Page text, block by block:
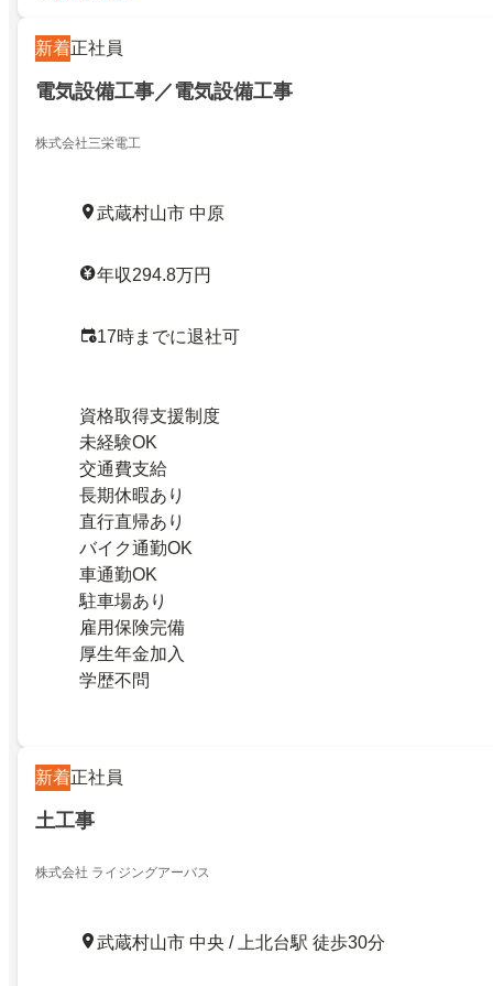
新着正社員
電気設備工事／電気設備工事
株式会社三栄電工
武蔵村山市 中原
年収294.8万円
17時までに退社可
資格取得支援制度
未経験OK
交通費支給
長期休暇あり
直行直帰あり
バイク通勤OK
車通勤OK
駐車場あり
雇用保険完備
厚生年金加入
学歴不問
新着正社員
土工事
株式会社 ライジングアーバス
武蔵村山市 中央 / 上北台駅 徒歩30分